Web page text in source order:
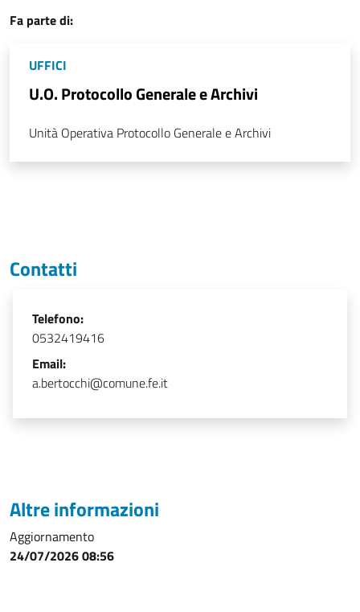
Fa parte di:
UFFICI
U.O. Protocollo Generale e Archivi
Unità Operativa Protocollo Generale e Archivi
Contatti
Telefono:
0532419416
Email:
a.bertocchi@comune.fe.it
Altre informazioni
Aggiornamento
24/07/2026 08:56